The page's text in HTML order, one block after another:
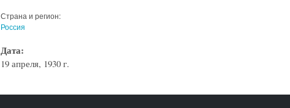
Страна и регион:
Россия
Дата:
19 апреля, 1930 г.